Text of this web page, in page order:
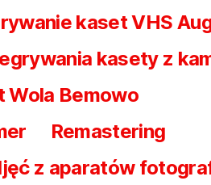
kaset VHS
kasety z
Wola Bemowo
Remastering
z aparatów